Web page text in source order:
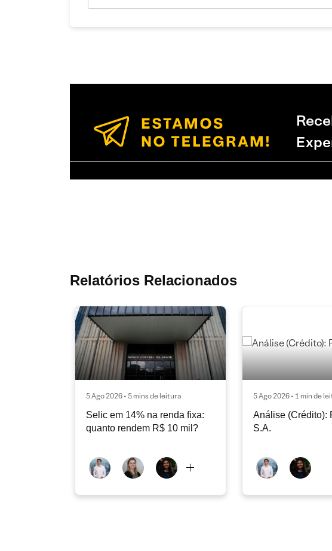
Relatórios Relacionados
5 Ago 2026 • 5 mins de leitura
Selic em 14% na renda fixa:
quanto rendem R$ 10 mil?
5 Ago 2026 • 1 min de
Análise (Crédito):
S.A.